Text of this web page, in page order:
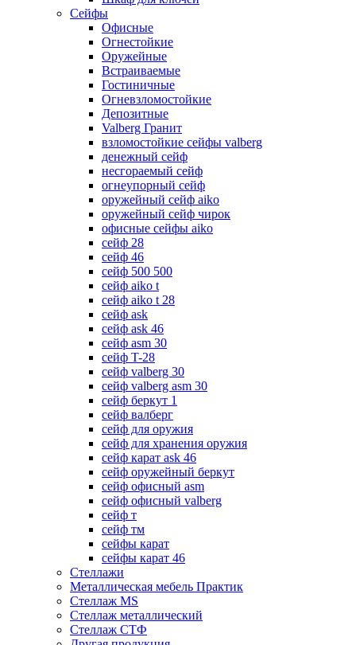
Сейфы
Офисные
Огнестойкие
Оружейные
Встраиваемые
Гостиничные
Огневзломостойкие
Депозитные
Valberg Гранит
взломостойкие сейфы valberg
денежный сейф
несгораемый сейф
огнеупорный сейф
оружейный сейф aiko
оружейный сейф чирок
офисные сейфы aiko
сейф 28
сейф 46
сейф 500 500
сейф aiko t
сейф aiko t 28
сейф ask
сейф ask 46
сейф asm 30
сейф T-28
сейф valberg 30
сейф valberg asm 30
сейф беркут 1
сейф валберг
сейф для оружия
сейф для хранения оружия
сейф карат ask 46
сейф оружейный беркут
сейф офисный asm
сейф офисный valberg
сейф т
сейф тм
сейфы карат
сейфы карат 46
Стеллажи
Металлическая мебель Практик
Стеллаж MS
Стеллаж металлический
Стеллаж СТФ